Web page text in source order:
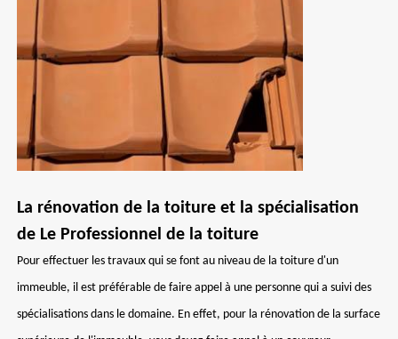
La rénovation de la toiture et la spécialisation
de Le Professionnel de la toiture
Pour effectuer les travaux qui se font au niveau de la toiture d'un
immeuble, il est préférable de faire appel à une personne qui a suivi des
spécialisations dans le domaine. En effet, pour la rénovation de la surface